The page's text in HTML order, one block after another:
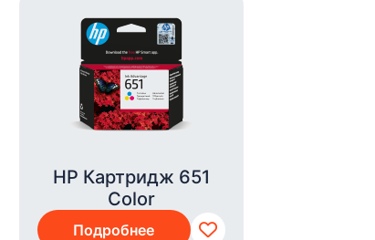
HP Картридж 651
Color
Подробнее